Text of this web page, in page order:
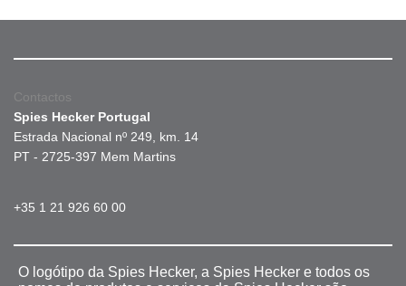
Contactos
Spies Hecker Portugal
Estrada Nacional nº 249, km. 14
PT - 2725-397 Mem Martins
+35 1 21 926 60 00
O logótipo da Spies Hecker, a Spies Hecker e todos os